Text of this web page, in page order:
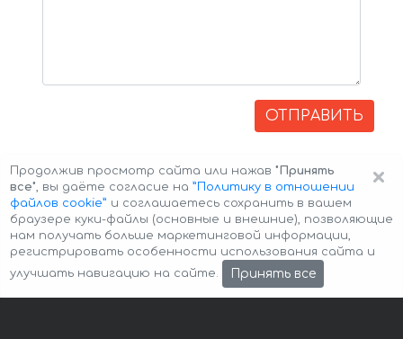
ОТПРАВИТЬ
Авторские права © 2026 Авто-Аренда Cookie Policy
×
Продолжив просмотр сайта или нажав "Принять
все", вы даёте согласие на ”Политику в отношении
файлов cookie” и соглашаетесь сохранить в вашем
браузере куки-файлы (основные и внешние), позволяющие
нам получать больше маркетинговой информации,
регистрировать особенности использования сайта и
улучшать навигацию на сайте.
Принять все